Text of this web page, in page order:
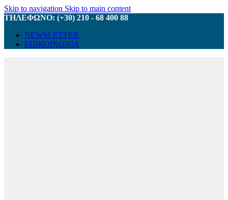
Skip to navigation Skip to main content
ΤΗΛΕΦΩΝΟ: (+30) 210 - 68 400 88
NEWSLETTER
ΕΠΙΚΟΙΝΩΝΙΑ